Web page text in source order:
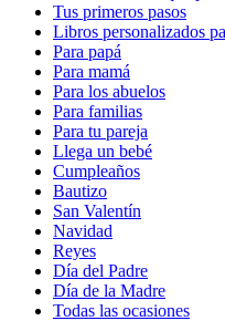
Tus primeros pasos
Libros personalizados
Para papá
Para mamá
Para los abuelos
Para familias
Para tu pareja
Llega un bebé
Cumpleaños
Bautizo
San Valentín
Navidad
Reyes
Día del Padre
Día de la Madre
Todas las ocasiones